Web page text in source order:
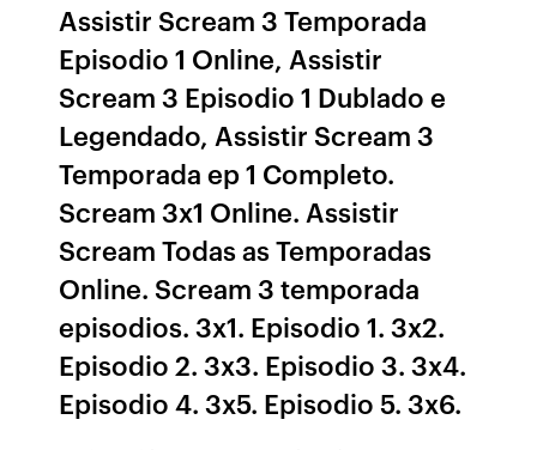
Assistir Scream 3 Temporada
Episodio 1 Online, Assistir
Scream 3 Episodio 1 Dublado e
Legendado, Assistir Scream 3
Temporada ep 1 Completo.
Scream 3x1 Online. Assistir
Scream Todas as Temporadas
Online. Scream 3 temporada
episodios. 3x1. Episodio 1. 3x2.
Episodio 2. 3x3. Episodio 3. 3x4.
Episodio 4. 3x5. Episodio 5. 3x6.